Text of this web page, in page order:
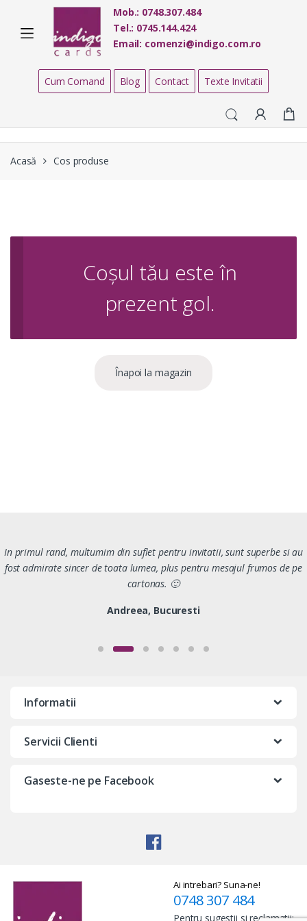
navigation
content
Mob.: 0748.307.484
Tel.: 0745.144.424
Email: comenzi@indigo.com.ro
Cum Comand Blog Contact Texte Invitatii
Acasă Cos produse
Coșul tău este în
prezent gol.
Înapoi la magazin
In primul rand, multumim din suflet pentru invitatii, sunt superbe si au
fost admirate sincer de toata lumea, plus pentru mesajul frumos de pe
cartonas. 🙂
Andreea, Bucuresti
Informatii
Servicii Clienti
Gaseste-ne pe Facebook
Ai intrebari? Suna-ne!
0748 307 484
Pentru sugestii si reclamatii: